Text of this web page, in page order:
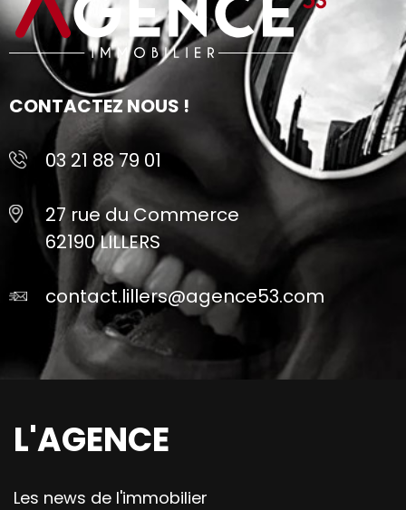
CONTACTEZ NOUS !
03 21 88 79 01
27 rue du Commerce
62190 LILLERS
contact.lillers@agence53.com
L'AGENCE
Les news de l'immobilier